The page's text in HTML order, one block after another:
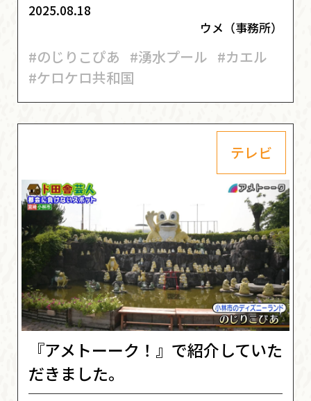
2025.08.18
ウメ（事務所）
#のじりこぴあ #湧水プール #カエル
#ケロケロ共和国
テレビ
『アメトーーク！』で紹介していた
だきました。